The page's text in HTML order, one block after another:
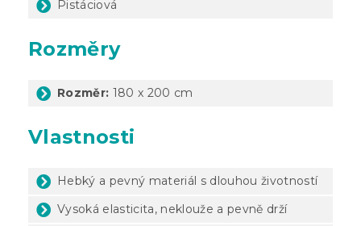
Pistáciová
Rozměry
Rozměr: 180 x 200 cm
Vlastnosti
Hebký a pevný materiál s dlouhou životností
Vysoká elasticita, neklouže a pevně drží